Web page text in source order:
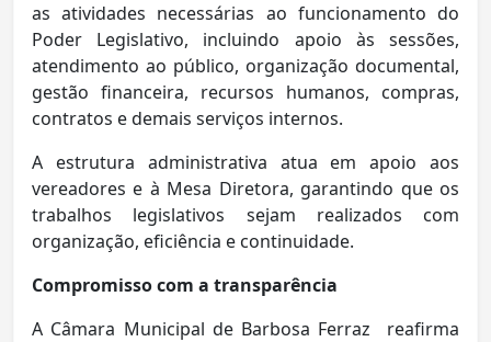
as atividades necessárias ao funcionamento do
Poder Legislativo, incluindo apoio às sessões,
atendimento ao público, organização documental,
gestão financeira, recursos humanos, compras,
contratos e demais serviços internos.
A estrutura administrativa atua em apoio aos
vereadores e à Mesa Diretora, garantindo que os
trabalhos legislativos sejam realizados com
organização, eficiência e continuidade.
Compromisso com a transparência
A Câmara Municipal de Barbosa Ferraz reafirma